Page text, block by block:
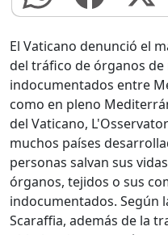
El Vaticano denunció el
del tráfico de órganos
indocumentados entre
como en pleno
del Vaticano,
muchos países
personas salvan sus
órganos, tejidos o sus
indocumentados. Según
Scaraffia, además de la